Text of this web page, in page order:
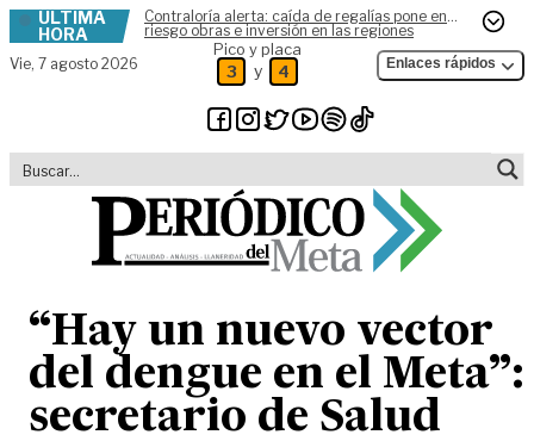
Skip to content
ÚLTIMA
HORA
Contraloría alerta: caída de regalías pone en
riesgo obras e inversión en las regiones
Vie, 7 agosto 2026
Pico y placa
3 y 4 Enlaces rápidos
“Hay un nuevo vector
del dengue en el Meta”:
secretario de Salud